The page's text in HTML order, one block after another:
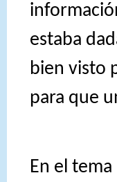
estaba
bien visto
para que
En el